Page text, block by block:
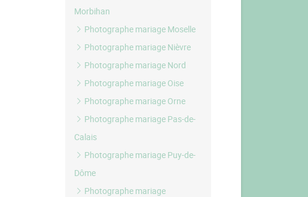
Morbihan
Photographe mariage Moselle
Photographe mariage Nièvre
Photographe mariage Nord
Photographe mariage Oise
Photographe mariage Orne
Photographe mariage Pas-de-
Calais
Photographe mariage Puy-de-
Dôme
Photographe mariage